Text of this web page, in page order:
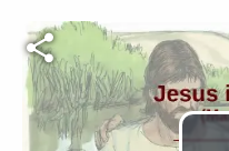
Fichier vidéo